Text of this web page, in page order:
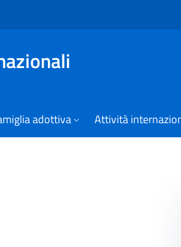
adottiva Attività